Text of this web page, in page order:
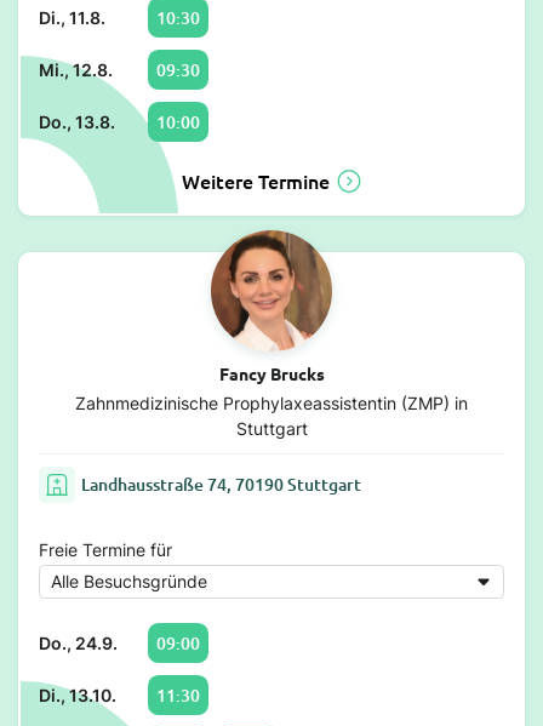
Di., 11.8. 10:30
Mi., 12.8. 09:30
Do., 13.8. 10:00
Weitere Termine
Fancy Brucks
Zahnmedizinische Prophylaxeassistentin (ZMP) in
Stuttgart
Landhausstraße 74, 70190 Stuttgart
Freie Termine für
Do., 24.9. 09:00
Di., 13.10. 11:30